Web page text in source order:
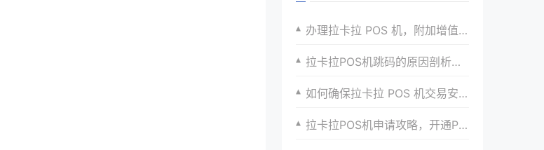
办理拉卡拉 POS 机，附加增值服务全面介绍
拉卡拉POS机跳码的原因剖析与综合治理措施
如何确保拉卡拉 POS 机交易安全
拉卡拉POS机申请攻略，开通POS机支付更便捷